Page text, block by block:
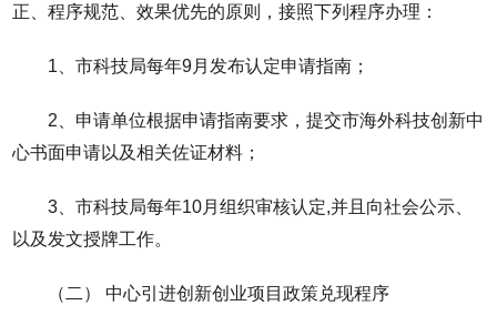
正、程序规范、效果优先的原则，接照下列程序办理：
1、市科技局每年9月发布认定申请指南；
2、申请单位根据申请指南要求，提交市海外科技创新中
心书面申请以及相关佐证材料；
3、市科技局每年10月组织审核认定,并且向社会公示、
以及发文授牌工作。
（二） 中心引进创新创业项目政策兑现程序